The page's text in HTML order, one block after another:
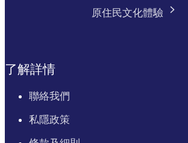
原住民文化體驗
了解詳情
聯絡我們
私隱政策